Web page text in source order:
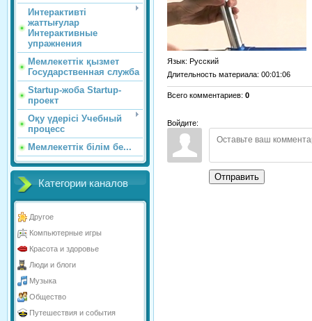
Интерактивті
жаттығулар
Интерактивные
упражнения
Мемлекеттік қызмет
Государственная служба
Startup-жоба Startup-
проект
Оқу үдерісі Учебный
процесс
Мемлекеттік білім бе...
Категории каналов
Другое
Компьютерные игры
Красота и здоровье
Люди и блоги
Музыка
Общество
Путешествия и события
Язык: Русский
Длительность материала: 00:01:06
Всего комментариев: 0
Войдите:
Отправить